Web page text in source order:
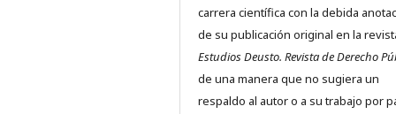
carrera científica con la debida
de su publicación original en la
Estudios Deusto. Revista de Derecho
de una manera que no sugiera un
respaldo al autor o a su trabajo por